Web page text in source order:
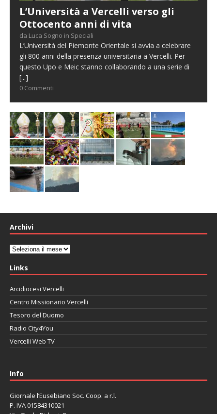
L’Università a Vercelli verso gli
Ottocento anni di vita
da Luca Sogno in Speciali
L’Università del Piemonte Orientale si avvia a celebrare
gli 800 anni della presenza universitaria a Vercelli. Per
questo Upo e Meic stanno collaborando a una serie di
[...]
0 Commenti
Archivi
Archivi
Links
Arcidiocesi Vercelli
Centro Missionario Vercelli
Tesoro del Duomo
Radio City4You
Vercelli Web TV
Info
Giornale l’Eusebiano Soc. Coop. a r.l.
P. IVA 01584310021